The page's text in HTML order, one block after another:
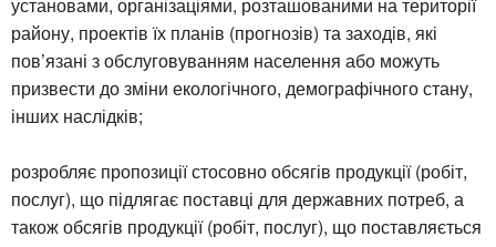
району, проектів їх планів (прогнозів) та заходів, які
пов’язані з обслуговуванням населення або можуть
призвести до зміни екологічного, демографічного стану,
інших наслідків;
розробляє пропозиції стосовно обсягів продукції (робіт,
послуг), що підлягає поставці для державних потреб, а
також обсягів продукції (робіт, послуг), що поставляється